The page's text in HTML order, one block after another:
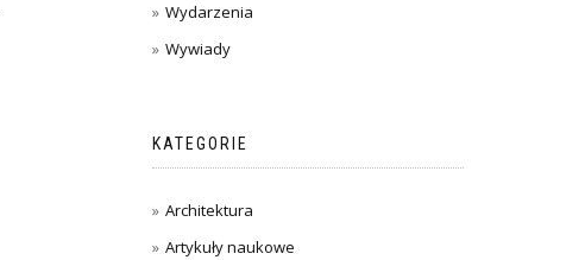
Wydarzenia
Wywiady
KATEGORIE
Architektura
Artykuły naukowe